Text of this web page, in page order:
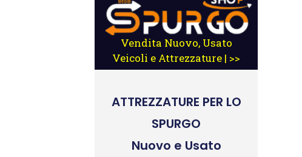
Vendita Nuovo, Usato
Veicoli e Attrezzature | >>
ATTREZZATURE PER LO
SPURGO
Nuovo e Usato